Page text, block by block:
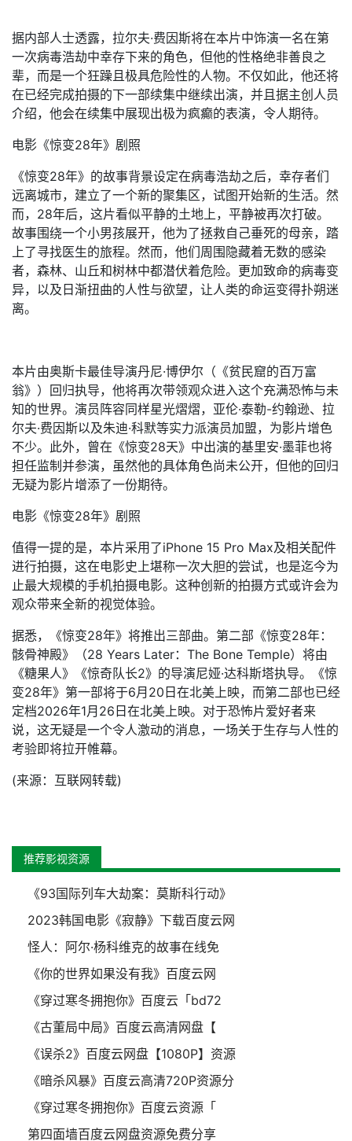
据内部人士透露，拉尔夫·费因斯将在本片中饰演一名在第
一次病毒浩劫中幸存下来的角色，但他的性格绝非善良之
辈，而是一个狂躁且极具危险性的人物。不仅如此，他还将
在已经完成拍摄的下一部续集中继续出演，并且据主创人员
介绍，他会在续集中展现出极为疯癫的表演，令人期待。
电影《惊变28年》剧照
《惊变28年》的故事背景设定在病毒浩劫之后，幸存者们
远离城市，建立了一个新的聚集区，试图开始新的生活。然
而，28年后，这片看似平静的土地上，平静被再次打破。
故事围绕一个小男孩展开，他为了拯救自己垂死的母亲，踏
上了寻找医生的旅程。然而，他们周围隐藏着无数的感染
者，森林、山丘和树林中都潜伏着危险。更加致命的病毒变
异，以及日渐扭曲的人性与欲望，让人类的命运变得扑朔迷
离。
本片由奥斯卡最佳导演丹尼·博伊尔（《贫民窟的百万富
翁》）回归执导，他将再次带领观众进入这个充满恐怖与未
知的世界。演员阵容同样星光熠熠，亚伦·泰勒-约翰逊、拉
尔夫·费因斯以及朱迪·科默等实力派演员加盟，为影片增色
不少。此外，曾在《惊变28天》中出演的基里安·墨菲也将
担任监制并参演，虽然他的具体角色尚未公开，但他的回归
无疑为影片增添了一份期待。
电影《惊变28年》剧照
值得一提的是，本片采用了iPhone 15 Pro Max及相关配件
进行拍摄，这在电影史上堪称一次大胆的尝试，也是迄今为
止最大规模的手机拍摄电影。这种创新的拍摄方式或许会为
观众带来全新的视觉体验。
据悉，《惊变28年》将推出三部曲。第二部《惊变28年：
骸骨神殿》（28 Years Later：The Bone Temple）将由
《糖果人》《惊奇队长2》的导演尼娅·达科斯塔执导。《惊
变28年》第一部将于6月20日在北美上映，而第二部也已经
定档2026年1月26日在北美上映。对于恐怖片爱好者来
说，这无疑是一个令人激动的消息，一场关于生存与人性的
考验即将拉开帷幕。
(来源：互联网转载)
推荐影视资源
《93国际列车大劫案：莫斯科行动》
2023韩国电影《寂静》下载百度云网
怪人：阿尔·杨科维克的故事在线免
《你的世界如果没有我》百度云网
《穿过寒冬拥抱你》百度云「bd72
《古董局中局》百度云高清网盘【
《误杀2》百度云网盘【1080P】资源
《暗杀风暴》百度云高清720P资源分
《穿过寒冬拥抱你》百度云资源「
第四面墙百度云网盘资源免费分享